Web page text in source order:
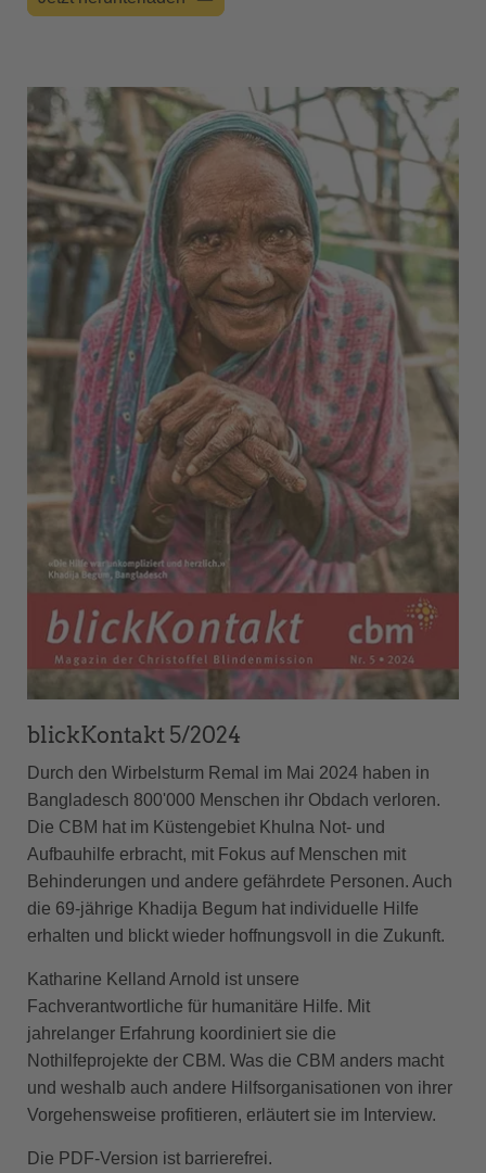
blickKontakt 5/2024
Durch den Wirbelsturm Remal im Mai 2024 haben in
Bangladesch 800'000 Menschen ihr Obdach verloren.
Die CBM hat im Küstengebiet Khulna Not- und
Aufbauhilfe erbracht, mit Fokus auf Menschen mit
Behinderungen und andere gefährdete Personen. Auch
die 69-jährige Khadija Begum hat individuelle Hilfe
erhalten und blickt wieder hoffnungsvoll in die Zukunft.
Katharine Kelland Arnold ist unsere
Fachverantwortliche für humanitäre Hilfe. Mit
jahrelanger Erfahrung koordiniert sie die
Nothilfeprojekte der CBM. Was die CBM anders macht
und weshalb auch andere Hilfsorganisationen von ihrer
Vorgehensweise profitieren, erläutert sie im Interview.
Die PDF-Version ist barrierefrei.